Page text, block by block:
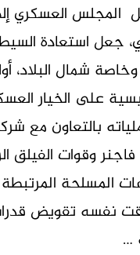
المجلس العسكري
جعل استعادة
وخاصة شمال البلاد،
على الخيار
بالتعاون مع
وقوات
المسلحة
نفسه تقويض
…